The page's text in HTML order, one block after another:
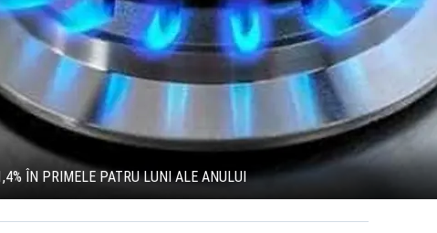
ÎN PRIMELE PATRU LUNI ALE ANULUI